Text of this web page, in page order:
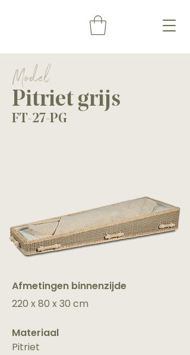
Model
Pitriet grijs
FT-27-PG
Afmetingen binnenzijde
220 x 80 x 30 cm
Materiaal
Pitriet